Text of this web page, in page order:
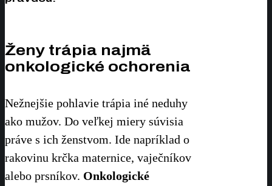
Ženy trápia najmä
onkologické ochorenia
Nežnejšie pohlavie trápia iné neduhy
ako mužov. Do veľkej miery súvisia
práve s ich ženstvom. Ide napríklad o
rakovinu krčka maternice, vaječníkov
alebo prsníkov. Onkologické